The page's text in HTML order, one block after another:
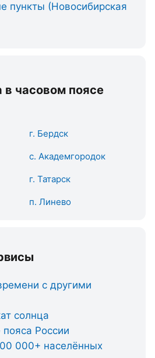
пункты (Новосибирская
в часовом поясе
г. Бердск
с. Академгородок
г. Татарск
п. Линево
с другими
солнца
России
000+ населённых